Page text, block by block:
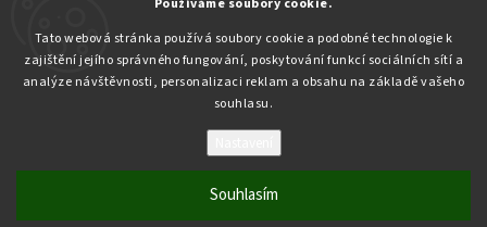
Používáme soubory cookie.
Tato webová stránka používá soubory cookie a podobné technologie k
zajištění jejího správného fungování, poskytování funkcí sociálních sítí a
analýze návštěvnosti, personalizaci reklam a obsahu na základě vašeho
souhlasu.
Souhlasím
Copyright 2026Pabex.cz. Všechna práva vyhrazena.
Upravit nastavení cookies